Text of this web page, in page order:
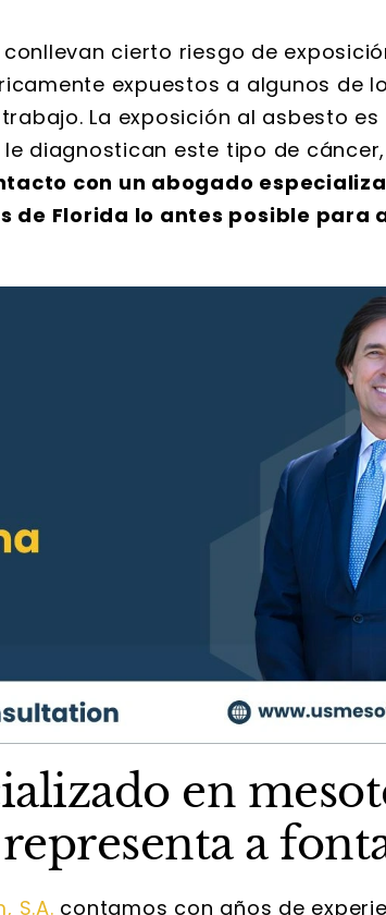
cierto riesgo de
expuestos a algunos de
La exposición al asbesto
diagnostican este tipo de
con un abogado
Florida lo antes posible para
en
a
S.A. contamos con años de